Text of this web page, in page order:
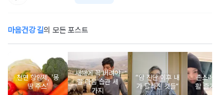
마음건강 길의 모든 포스트
천연 항암제, '몽
땅 주스'
새해에 꼭 버려야
할 마음 습관 세
가지
“암 진단 이후 내
가 달라진 것들”
촌스러
활 즐기